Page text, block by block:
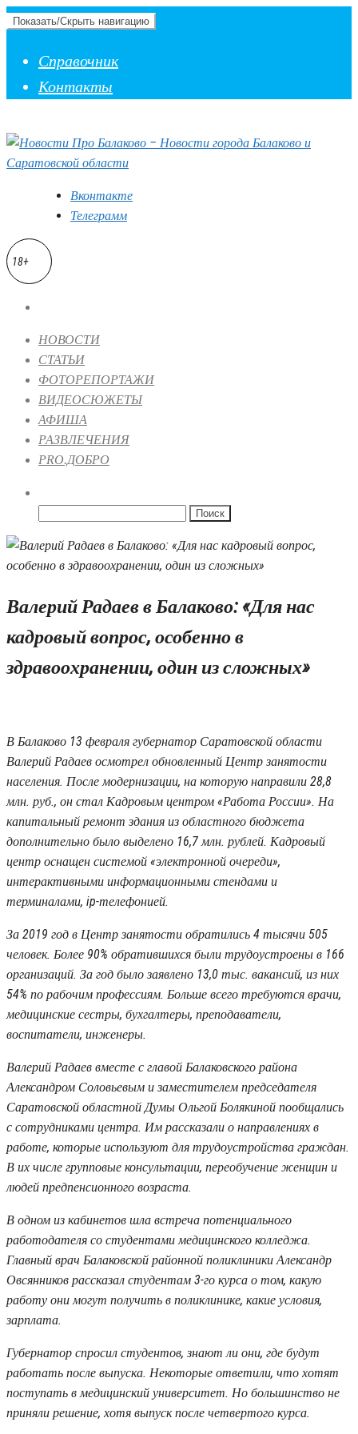
Показать/Скрыть навигацию
Справочник
Контакты
Вконтакте
Телеграмм
18+
НОВОСТИ
СТАТЬИ
ФОТОРЕПОРТАЖИ
ВИДЕОСЮЖЕТЫ
АФИША
РАЗВЛЕЧЕНИЯ
PRO.ДОБРО
Валерий Радаев в Балаково: «Для нас
кадровый вопрос, особенно в
здравоохранении, один из сложных»
В Балаково 13 февраля губернатор Саратовской области
Валерий Радаев осмотрел обновленный Центр занятости
населения. После модернизации, на которую направили 28,8
млн. руб., он стал Кадровым центром «Работа России». На
капитальный ремонт здания из областного бюджета
дополнительно было выделено 16,7 млн. рублей. Кадровый
центр оснащен системой «электронной очереди»,
интерактивными информационными стендами и
терминалами, ip-телефонией.
За 2019 год в Центр занятости обратились 4 тысячи 505
человек. Более 90% обратившихся были трудоустроены в 166
организаций. За год было заявлено 13,0 тыс. вакансий, из них
54% по рабочим профессиям. Больше всего требуются врачи,
медицинские сестры, бухгалтеры, преподаватели,
воспитатели, инженеры.
Валерий Радаев вместе с главой Балаковского района
Александром Соловьевым и заместителем председателя
Саратовской областной Думы Ольгой Болякиной пообщались
с сотрудниками центра. Им рассказали о направлениях в
работе, которые используют для трудоустройства граждан.
В их числе групповые консультации, переобучение женщин и
людей предпенсионного возраста.
В одном из кабинетов шла встреча потенциального
работодателя со студентами медицинского колледжа.
Главный врач Балаковской районной поликлиники Александр
Овсянников рассказал студентам 3-го курса о том, какую
работу они могут получить в поликлинике, какие условия,
зарплата.
Губернатор спросил студентов, знают ли они, где будут
работать после выпуска. Некоторые ответили, что хотят
поступать в медицинский университет. Но большинство не
приняли решение, хотя выпуск после четвертого курса.